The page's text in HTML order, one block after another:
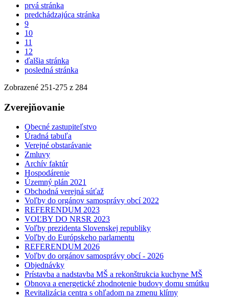
prvá stránka
predchádzajúca stránka
9
10
11
12
ďalšia stránka
posledná stránka
Zobrazené 251-275 z 284
Zverejňovanie
Obecné zastupiteľstvo
Úradná tabuľa
Verejné obstarávanie
Zmluvy
Archív faktúr
Hospodárenie
Územný plán 2021
Obchodná verejná súťaž
Voľby do orgánov samosprávy obcí 2022
REFERENDUM 2023
VOĽBY DO NRSR 2023
Voľby prezidenta Slovenskej republiky
Voľby do Európskeho parlamentu
REFERENDUM 2026
Voľby do orgánov samosprávy obcí - 2026
Objednávky
Prístavba a nadstavba MŠ a rekonštrukcia kuchyne MŠ
Obnova a energetické zhodnotenie budovy domu smútku
Revitalizácia centra s ohľadom na zmenu klímy